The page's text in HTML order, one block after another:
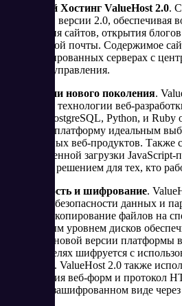
Облачный Хостинг ValueHost 2.0.
хостинга в версии 2.0, обеспечивая
размещения сайтов, открытия
электронной почты. Содержимое
сертифицированных серверах с
системой управления.
Технологии нового поколения.
последние технологии веб-
MySQL, PostgreSQL, Python, и Ruby
облачную платформу идеальным
современных веб-продуктов. Также
для мгновенной загрузки
отличным решением для тех, кто
Безопасность и шифрование.
внимание безопасности данных и
резервное копирование файлов на
с резервным уровнем дисков
защиту. В новой версии платформы
пользователях шифруется с
алгоритма. ValueHost 2.0 также
шифрования веб-форм и протокол
данных в зашифрованном виде через